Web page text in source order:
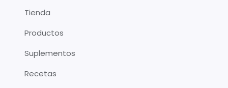
Tienda
Productos
Suplementos
Recetas